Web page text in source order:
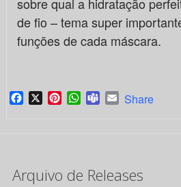
de fio – tema super
funções de cada máscara.
Facebook
X PinterestWhatsApp
TeamsEmail
Share
Arquivo de Releases